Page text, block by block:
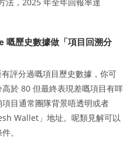
歷史數據做「項目回溯分
評分過嘅項目歷史數據，你可
於 80 但最終表現差嘅項目有咩
目通常團隊背景唔透明或者
Wallet」地址。呢類見解可以
。